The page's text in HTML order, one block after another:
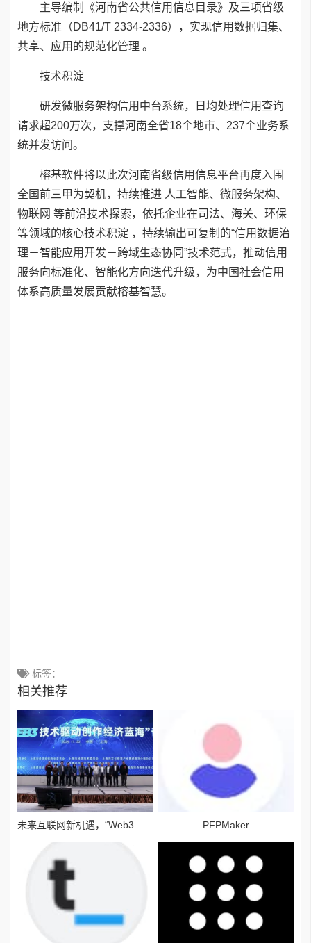
主导编制《河南省公共信用信息目录》及三项省级
地方标准（DB41/T 2334-2336），实现信用数据归集、
共享、应用的规范化管理 。
技术积淀
研发微服务架构信用中台系统，日均处理信用查询
请求超200万次，支撑河南全省18个地市、237个业务系
统并发访问。
榕基软件将以此次河南省级信用信息平台再度入围
全国前三甲为契机，持续推进 人工智能、微服务架构、
物联网 等前沿技术探索，依托企业在司法、海关、环保
等领域的核心技术积淀 ，持续输出可复制的“信用数据治
理－智能应用开发－跨域生态协同”技术范式，推动信用
服务向标准化、智能化方向迭代升级，为中国社会信用
体系高质量发展贡献榕基智慧。
标签：
相关推荐
PFPMaker